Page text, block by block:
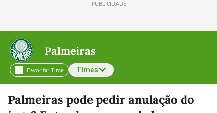
PUBLICIDADE
Palmeiras
Favoritar Time Times
Selecione o time para ver as notícias
Palmeiras pode pedir anulação do